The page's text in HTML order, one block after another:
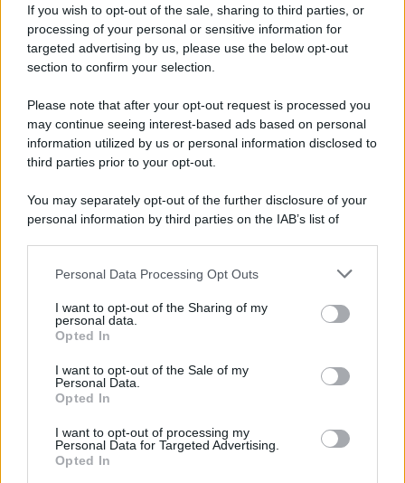
If you wish to opt-out of the sale, sharing to third parties, or
processing of your personal or sensitive information for
targeted advertising by us, please use the below opt-out
section to confirm your selection.
Please note that after your opt-out request is processed you
may continue seeing interest-based ads based on personal
information utilized by us or personal information disclosed to
third parties prior to your opt-out.
You may separately opt-out of the further disclosure of your
personal information by third parties on the IAB’s list of
This information may also be disclosed by us to third parties
disclose it to other third parties.
Please note that this website/app uses one or more Google
services and may gather and store information including but
not limited to your visit or usage behaviour. You may click to
grant or deny consent to Google and its third-party tags to
consent section.
Personal Data Processing Opt Outs
I want to opt-out of the Sharing of my
personal data.
Opted In
I want to opt-out of the Sale of my
Personal Data.
Opted In
I want to opt-out of processing my
Personal Data for Targeted Advertising.
Opted In
Il ricordo /Le radici di Francesco
Una domenica di settembre con Guccini nella sua casa a Pàvana,
tra ricordi del premio Tenco, la gara di disegni con Andrea
Pazienza sulle tovaglie di carta, il rapporto con i fan che
L'album /
"Timeless", il nuovo album postumo di Prince
racconta quattro decenni di creatività
L'inaugurazione /
Musica /Love Sensation, il primo duetto di Madonna e Kylie
Minogue